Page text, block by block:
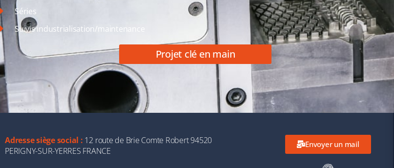
Séries
Suivis industrialisation/maintenance
Projet clé en main
Adresse siège social : 12 route de Brie Comte Robert 94520
PERIGNY-SUR-YERRES FRANCE
Envoyer un mail